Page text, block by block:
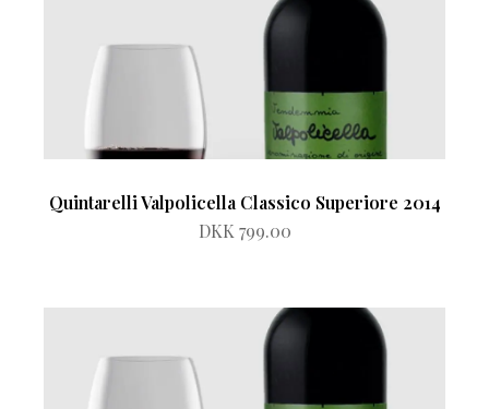
Quintarelli Valpolicella Classico Superiore 2014
DKK 799.00